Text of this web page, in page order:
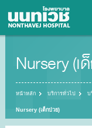
Nursery (เ
หน้าหลัก บริการทั่วไป บ
Nursery (เด็กป่วย)